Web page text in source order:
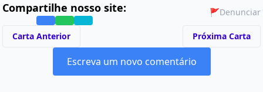
Compartilhe nosso site: 🚩Denunciar
Carta Anterior Próxima Carta
Escreva um novo comentário